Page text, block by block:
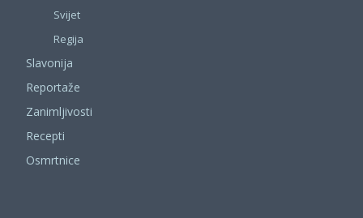
Svijet
Regija
Slavonija
Reportaže
Zanimljivosti
Recepti
Osmrtnice